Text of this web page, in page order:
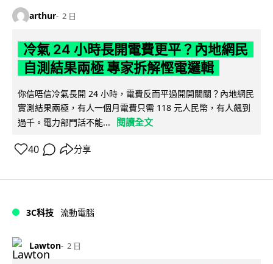
arthur 2 日
冷氣 24 小時長開電費更平？內地網民
自測結果兩極 專家拆解慳電邏輯
你信唔信冷氣長開 24 小時，電費反而平過開開關關？內地網民
實測結果兩極，有人一個月電費只需 118 元人民幣，有人飆到
過千。電力部門話不能...
閱讀全文
40 分享
3C科技 流動電腦
Lawton 2 日